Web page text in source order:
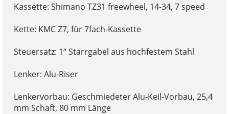
Kassette: Shimano TZ31 freewheel, 14-34, 7 speed
Kette: KMC Z7, für 7fach-Kassette
Steuersatz: 1“ Starrgabel aus hochfestem Stahl
Lenker: Alu-Riser
Lenkervorbau: Geschmiedeter Alu-Keil-Vorbau, 25,4
mm Schaft, 80 mm Länge